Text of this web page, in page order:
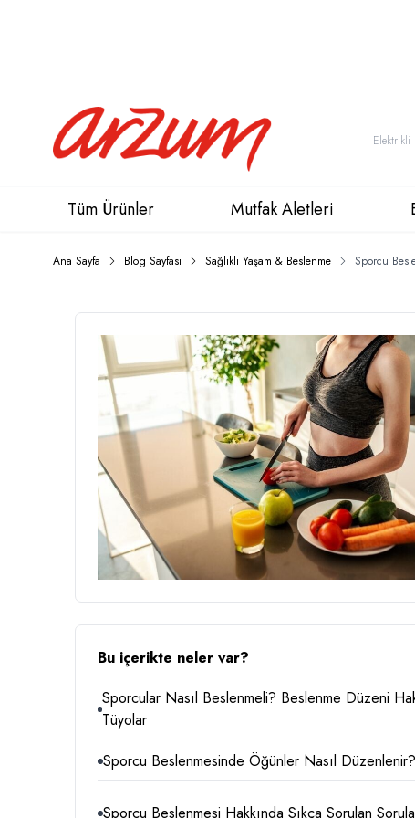
Tüm Ürünler Mutfak Aletleri
Ana Sayfa Blog Sayfası Sağlıklı Yaşam & Beslenme Sporcu
Bu içerikte neler var?
Sporcular Nasıl Beslenmeli? Beslenme Düzeni
Tüyolar
Sporcu Beslenmesinde Öğünler Nasıl Düzenlenir?
Sporcu Beslenmesi Hakkında Sıkça Sorulan